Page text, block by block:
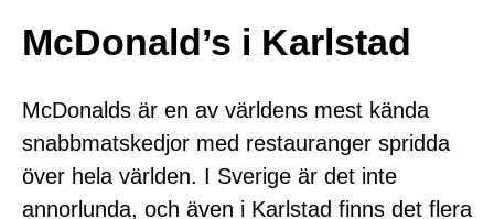
McDonald’s i Karlstad
McDonalds är en av världens mest kända
snabbmatskedjor med restauranger spridda
över hela världen. I Sverige är det inte
annorlunda, och även i Karlstad finns det flera